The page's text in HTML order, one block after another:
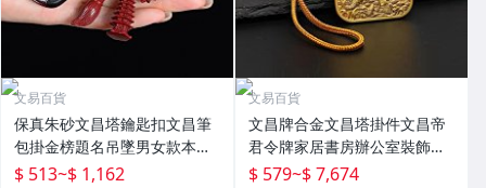
文易百貨
保真朱砂文昌塔鑰匙扣文昌筆
包掛金榜題名吊墜男女款本命
年轉運珠
$ 513~$ 1,162
文易百貨
文昌牌合金文昌塔掛件文昌帝
君令牌家居書房辦公室裝飾禮
品擺件
$ 579~$ 7,674